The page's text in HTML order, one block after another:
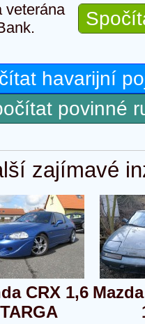
veterána
havarijní
povinné
zajímavé
CRX 1,6
TARGA